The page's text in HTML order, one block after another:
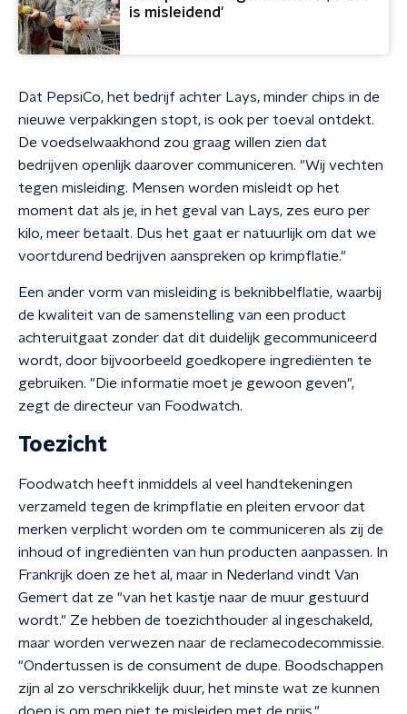
is misleidend'
Dat PepsiCo, het bedrijf achter Lays, minder chips in de
nieuwe verpakkingen stopt, is ook per toeval ontdekt.
De voedselwaakhond zou graag willen zien dat
bedrijven openlijk daarover communiceren. "Wij vechten
tegen misleiding. Mensen worden misleidt op het
moment dat als je, in het geval van Lays, zes euro per
kilo, meer betaalt. Dus het gaat er natuurlijk om dat we
voortdurend bedrijven aanspreken op krimpflatie."
Een ander vorm van misleiding is beknibbelflatie, waarbij
de kwaliteit van de samenstelling van een product
achteruitgaat zonder dat dit duidelijk gecommuniceerd
wordt, door bijvoorbeeld goedkopere ingrediënten te
gebruiken. "Die informatie moet je gewoon geven",
zegt de directeur van Foodwatch.
Toezicht
Foodwatch heeft inmiddels al veel handtekeningen
verzameld tegen de krimpflatie en pleiten ervoor dat
merken verplicht worden om te communiceren als zij de
inhoud of ingrediënten van hun producten aanpassen. In
Frankrijk doen ze het al, maar in Nederland vindt Van
Gemert dat ze "van het kastje naar de muur gestuurd
wordt." Ze hebben de toezichthouder al ingeschakeld,
maar worden verwezen naar de reclamecodecommissie.
"Ondertussen is de consument de dupe. Boodschappen
zijn al zo verschrikkelijk duur, het minste wat ze kunnen